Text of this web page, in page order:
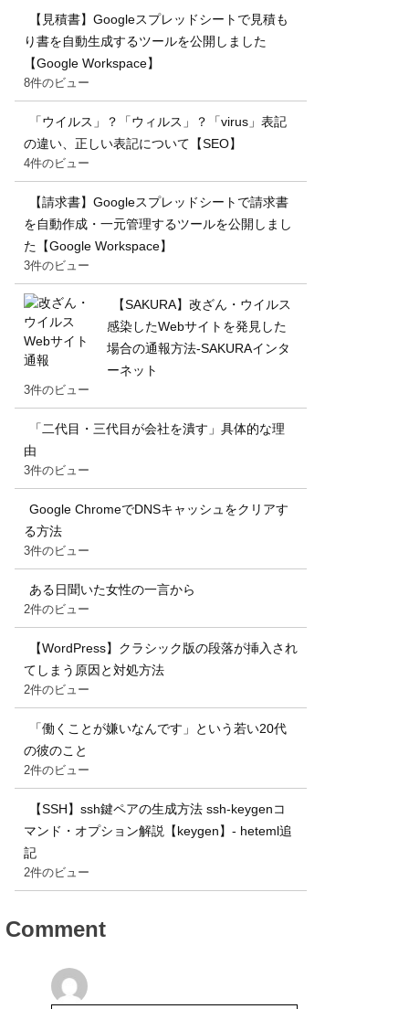
【見積書】Googleスプレッドシートで見積も
り書を自動生成するツールを公開しました
【Google Workspace】
8件のビュー
「ウイルス」？「ウィルス」？「virus」表記
の違い、正しい表記について【SEO】
4件のビュー
【請求書】Googleスプレッドシートで請求書
を自動作成・一元管理するツールを公開しまし
た【Google Workspace】
3件のビュー
【SAKURA】改ざん・ウイルス
感染したWebサイトを発見した
場合の通報方法-SAKURAインタ
ーネット
3件のビュー
「二代目・三代目が会社を潰す」具体的な理
由
3件のビュー
Google ChromeでDNSキャッシュをクリアす
る方法
3件のビュー
ある日聞いた女性の一言から
2件のビュー
【WordPress】クラシック版の段落が挿入され
てしまう原因と対処方法
2件のビュー
「働くことが嫌いなんです」という若い20代
の彼のこと
2件のビュー
【SSH】ssh鍵ペアの生成方法 ssh-keygenコ
マンド・オプション解説【keygen】- heteml追
記
2件のビュー
Comment